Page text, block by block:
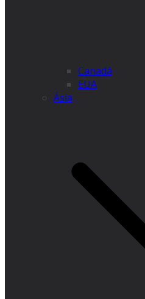
Canadá
EUA
Ásia